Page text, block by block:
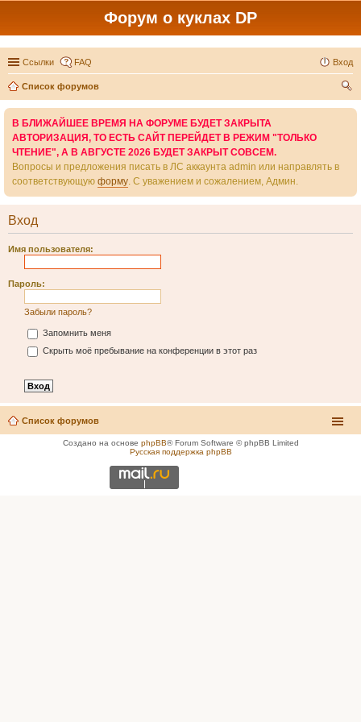
Форум о куклах DP
Ссылки FAQ Вход
Список форумов
В БЛИЖАЙШЕЕ ВРЕМЯ НА ФОРУМЕ БУДЕТ ЗАКРЫТА
АВТОРИЗАЦИЯ, ТО ЕСТЬ САЙТ ПЕРЕЙДЕТ В РЕЖИМ "ТОЛЬКО
ЧТЕНИЕ", А В АВГУСТЕ 2026 БУДЕТ ЗАКРЫТ СОВСЕМ.
Вопросы и предложения писать в ЛС аккаунта admin или направлять в
соответствующую форму. С уважением и сожалением, Админ.
Вход
Имя пользователя:
Пароль:
Забыли пароль?
Запомнить меня
Скрыть моё пребывание на конференции в этот раз
Список форумов
Создано на основе phpBB® Forum Software © phpBB Limited
Русская поддержка phpBB